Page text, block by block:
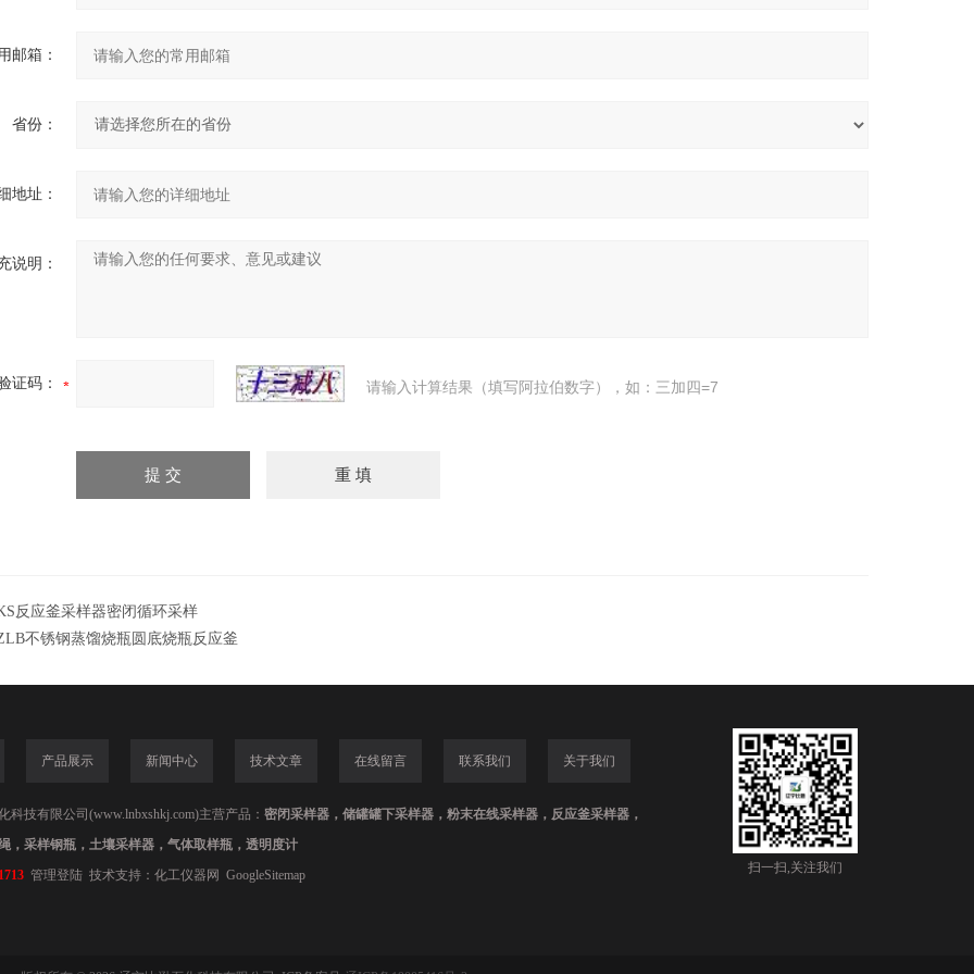
邮箱：
省份：
地址：
说明：
证码： 请输入计算结果（填写阿拉伯数字），如：三加四=7
反应釜采样器密闭循环采样
不锈钢蒸馏烧瓶圆底烧瓶反应釜
产品展示 新闻中心 技术文章 在线留言 联系我们 关于我们
科技有限公司(www.lnbxshkj.com)主营产品： 密闭采样器，储罐罐下采样器，粉末在线采样器，反应釜采样器，
，采样钢瓶，土壤采样器，气体取样瓶，透明度计
管理登陆 技术支持： 化工仪器网 GoogleSitemap 扫一扫,关注我们